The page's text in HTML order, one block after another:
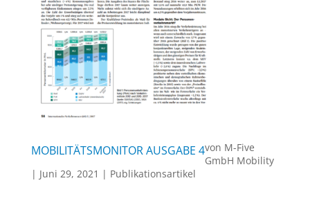
MOBILITÄTSMONITOR AUSGABE 4von M-Five
GmbH Mobility
| Juni 29, 2021 | Publikationsartikel